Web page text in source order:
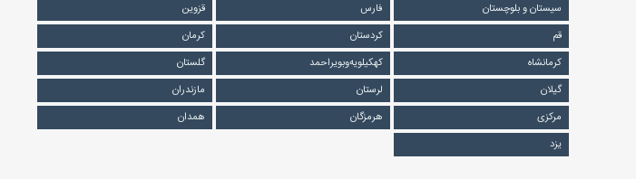
سیستان و بلوچستان
فارس
قزوین
قم
کردستان
کرمان
کرمانشاه
کهکیلویه‌و‌بویراحمد
گلستان
گیلان
لرستان
مازندران
مرکزی
هرمزگان
همدان
یزد